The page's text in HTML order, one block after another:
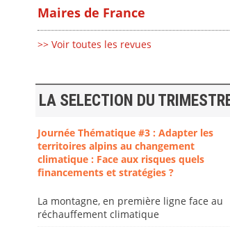
"Changement
climatique en
"Plan ministériel
de gestion des
Maires de France
>> Voir toutes les revues
LA SELECTION DU
Journée Thématique #3 : Adapter les
territoires alpins au changement
climatique : Face aux risques quels
financements et stratégies ?
La montagne, en première ligne face au
réchauffement climatique